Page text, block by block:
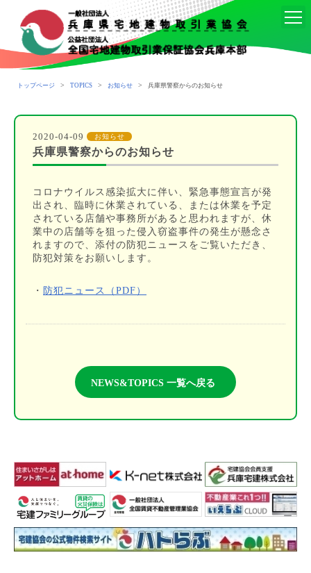
トップページ > TOPICS > お知らせ > 兵庫県警察からのお知らせ
2020-04-09 お知らせ
兵庫県警察からのお知らせ
コロナウイルス感染拡大に伴い、緊急事態宣言が発
出され、臨時に休業されている、または休業を予定
されている店舗や事務所があると思われますが、休
業中の店舗等を狙った侵入窃盗事件の発生が懸念さ
れますので、添付の防犯ニュースをご覧いただき、
防犯対策をお願いします。
・ 防犯ニュース（PDF）
NEWS&TOPICS 一覧へ戻る